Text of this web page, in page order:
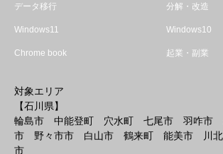
データ移行 分解・改造
Windows11 Windows10
Chrome book 起業・副業
対象エリア
【石川県】
輪島市 中能登町 穴水町 七尾市 羽咋市
市 野々市市 白山市 鶴来町 能美市 川
市